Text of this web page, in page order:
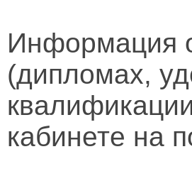
Информация
(дипломах,
кабинете на